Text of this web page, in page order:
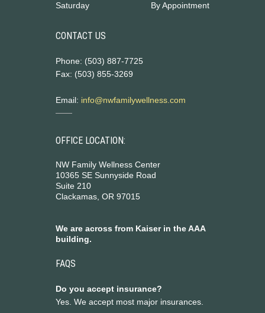
Saturday By Appointment
CONTACT US
Phone: (503) 887-7725
Fax: (503) 855-3269
Email: info@nwfamilywellness.com
OFFICE LOCATION:
NW Family Wellness Center
10365 SE Sunnyside Road
Suite 210
Clackamas, OR 97015
We are across from Kaiser in the AAA
building.
FAQS
Do you accept insurance?
Yes. We accept most major insurances.